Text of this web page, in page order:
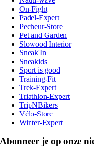
On-Fight
Padel-Expert
Pecheur-Store
Pet and Garden
Slowood Interior
Sneak'In
Sneakids
Sport is good
Training-Fit
Trek-Expert
Triathlon-Expert
TripNBikers
Vélo-Store
Winter-Expert
Abonneer je op onze